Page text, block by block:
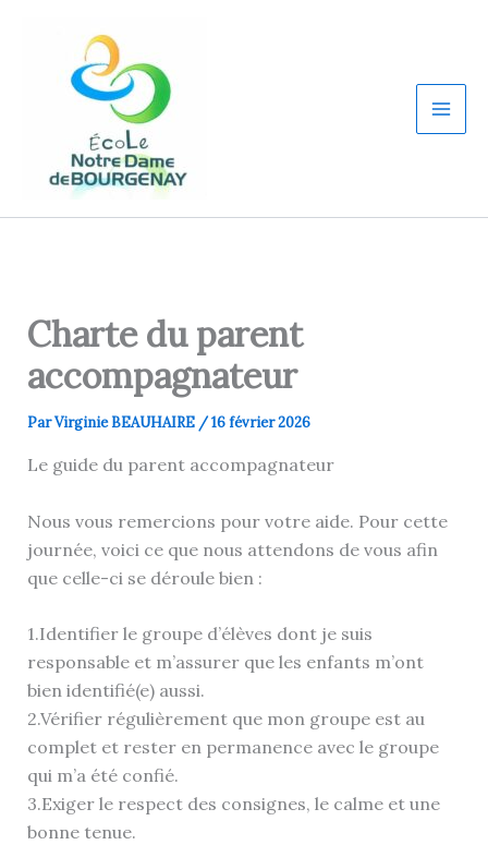
Charte du parent
accompagnateur
ParVirginie BEAUHAIRE /16 février 2026
Le guide du parent accompagnateur
Nous vous remercions pour votre aide. Pour cette
journée, voici ce que nous attendons de vous afin
que celle-ci se déroule bien :
1.Identifier le groupe d’élèves dont je suis
responsable et m’assurer que les enfants m’ont
bien identifié(e) aussi.
2.Vérifier régulièrement que mon groupe est au
complet et rester en permanence avec le groupe
qui m’a été confié.
3.Exiger le respect des consignes, le calme et une
bonne tenue.